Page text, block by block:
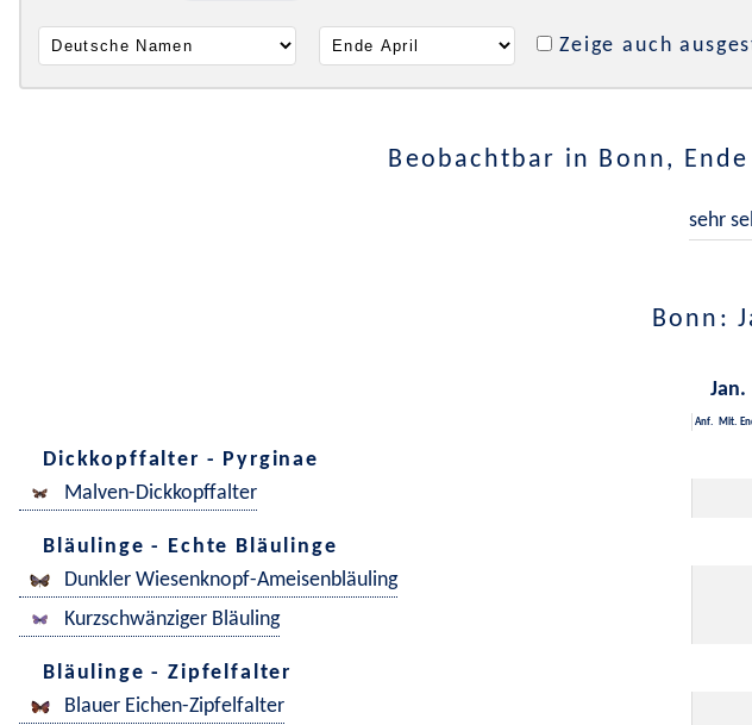
Zeige auch
Beobachtbar in Bonn,
sehr
Bonn:
Jan.
Anf. Mit.
Dickkopffalter - Pyrginae
Malven-Dickkopffalter
Bläulinge - Echte Bläulinge
Dunkler Wiesenknopf-Ameisenbläuling
Kurzschwänziger Bläuling
Bläulinge - Zipfelfalter
Blauer Eichen-Zipfelfalter